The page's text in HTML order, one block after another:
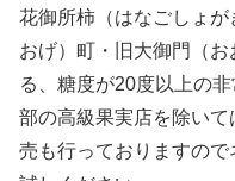
花御所柿（はなごしょ
おげ）町・旧大御門（
る、糖度が20度以上の
部の高級果実店を除い
売も行っておりますの